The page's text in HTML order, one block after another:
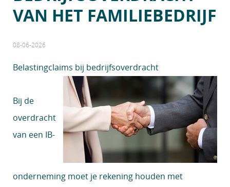
VAN HET FAMILIEBEDRIJF
08-06-2026
Belastingclaims bij bedrijfsoverdracht
Bij de
overdracht
van een IB-
onderneming moet je rekening houden met